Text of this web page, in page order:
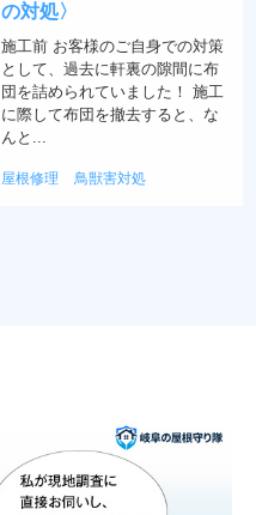
の対処〉
施工前 お客様のご自身での対策
として、過去に軒裏の隙間に布
団を詰められていました！ 施工
に際して布団を撤去すると、な
んと...
屋根修理 鳥獣害対処